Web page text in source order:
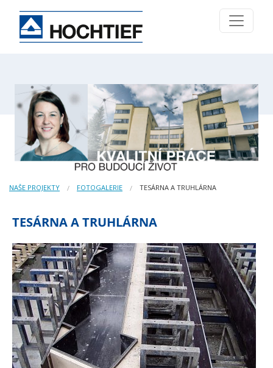
NAŠE PROJEKTY FOTOGALERIE TESÁRNA A TRUHLÁRNA
TESÁRNA A TRUHLÁRNA